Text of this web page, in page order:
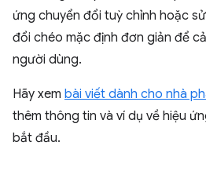
ứng chuyển đổi tuỳ chỉnh hoặc
đổi chéo mặc định đơn giản để
người dùng.
Hãy xem bài viết dành cho nhà
thêm thông tin và ví dụ về hiệu
bắt đầu.